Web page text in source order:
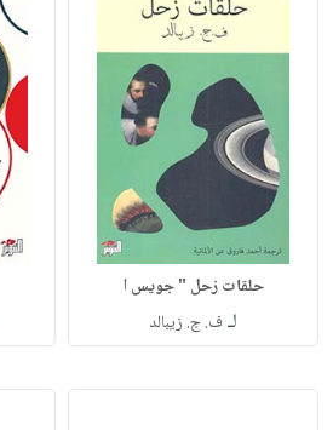
حلقات زحل " جويس ا
لـ ف. ج. زيبالد